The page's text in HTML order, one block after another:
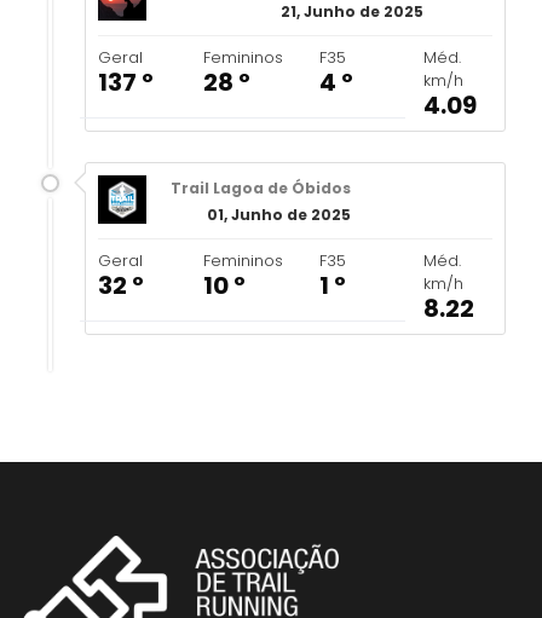
21, Junho de 2025
Geral
137 º
Femininos
28 º
F35
4 º
Méd.
km/h
4.09
Trail Lagoa de Óbidos
01, Junho de 2025
Geral
32 º
Femininos
10 º
F35
1 º
Méd.
km/h
8.22